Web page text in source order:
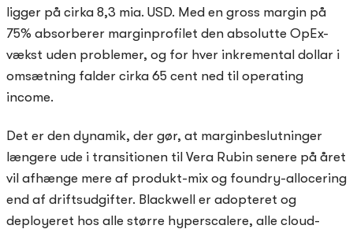
ligger på cirka 8,3 mia. USD. Med en gross margin på
75% absorberer marginprofilet den absolutte OpEx-
vækst uden problemer, og for hver inkremental dollar i
omsætning falder cirka 65 cent ned til operating
income.
Det er den dynamik, der gør, at marginbeslutninger
længere ude i transitionen til Vera Rubin senere på året
vil afhænge mere af produkt-mix og foundry-allocering
end af driftsudgifter. Blackwell er adopteret og
deployeret hos alle større hyperscalere, alle cloud-